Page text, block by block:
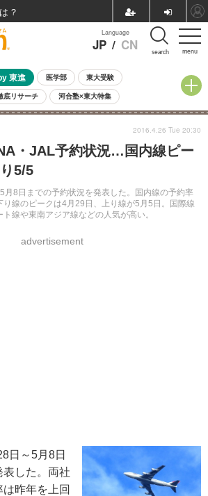
menu
Language
JP / CN search
東進 医学部 東大受験
底リサーチ 河合塾×東大特集
高校受験 中学受験 小学校受験
全国公立高校 過去問 人気記事
自由研究教材（中学生向け）
・JAL予約状況…国内線ピー
5/5
8日までの予約状況を発表した。国内線の予約率
り線のピークは4月29日、上り線が5月5日。国際線
線や東南アジア線などの人気が高い。
advertisement
2016.4.26 Tue 20:30
日～5月8日
表した。両社
昨年を上回